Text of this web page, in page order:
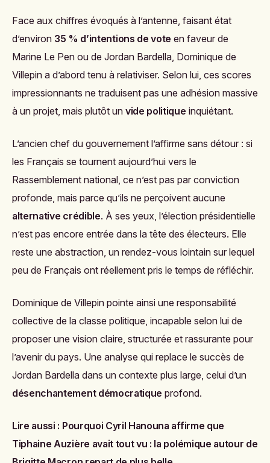
Face aux chiffres évoqués à l’antenne, faisant état
d’environ 35 % d’intentions de vote en faveur de
Marine Le Pen ou de Jordan Bardella, Dominique de
Villepin a d’abord tenu à relativiser. Selon lui, ces scores
impressionnants ne traduisent pas une adhésion massive
à un projet, mais plutôt un vide politique inquiétant.
L’ancien chef du gouvernement l’affirme sans détour : si
les Français se tournent aujourd’hui vers le
Rassemblement national, ce n’est pas par conviction
profonde, mais parce qu’ils ne perçoivent aucune
alternative crédible. À ses yeux, l’élection présidentielle
n’est pas encore entrée dans la tête des électeurs. Elle
reste une abstraction, un rendez-vous lointain sur lequel
peu de Français ont réellement pris le temps de réfléchir.
Dominique de Villepin pointe ainsi une responsabilité
collective de la classe politique, incapable selon lui de
proposer une vision claire, structurée et rassurante pour
l’avenir du pays. Une analyse qui replace le succès de
Jordan Bardella dans un contexte plus large, celui d’un
désenchantement démocratique profond.
Lire aussi : Pourquoi Cyril Hanouna affirme que
Tiphaine Auzière avait tout vu : la polémique autour de